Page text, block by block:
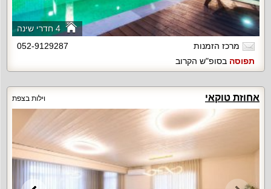
4 חדרי שינה
מרכז הזמנות
052-9129287
תפוסה בסופ"ש הקרוב
אחוזת טוקאי וילות בצפת